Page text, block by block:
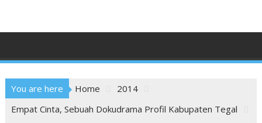
You are here Home
2014
Empat Cinta, Sebuah Dokudrama Profil Kabupaten Tegal